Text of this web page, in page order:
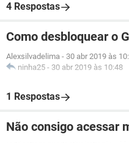
4 Respostas
Como desbloquear o
Alexsilvadelima - 30 abr 2019 às
ninha25 - 30 abr 2019 às 10:48
1 Respostas
Não consigo acessar